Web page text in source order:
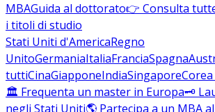
MBAGuida al dottorato👉 Consulta
i titoli di studio
Stati Uniti d'AmericaRegno
UnitoGermaniaItaliaFranciaSpagna
tuttiCinaGiapponeIndiaSingaporeCorea
🏛️ Frequenta un master in Europa🗝️
negli Stati Uniti🌎 Partecipa a un MBA